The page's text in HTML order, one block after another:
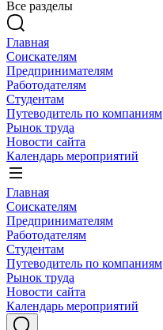
Все разделы
Главная
Соискателям
Предпринимателям
Работодателям
Студентам
Путеводитель по компаниям
Рынок труда
Новости сайта
Календарь мероприятий
Главная
Соискателям
Предпринимателям
Работодателям
Студентам
Путеводитель по компаниям
Рынок труда
Новости сайта
Календарь мероприятий